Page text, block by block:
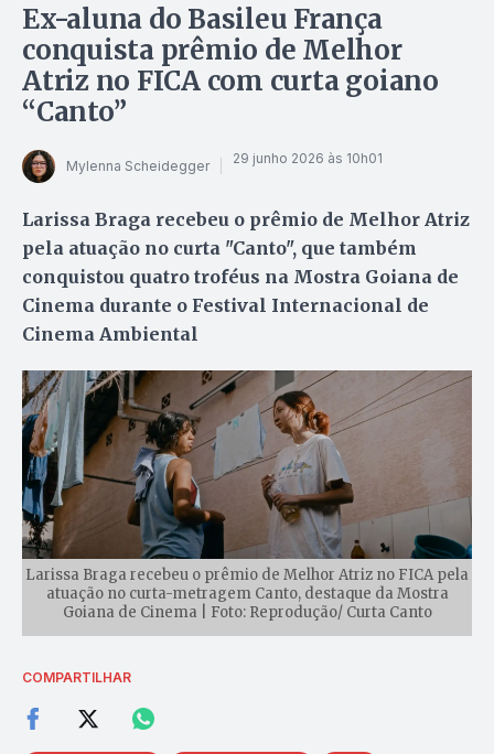
Ex-aluna do Basileu França
conquista prêmio de Melhor
Atriz no FICA com curta goiano
“Canto”
Mylenna Scheidegger 29 junho 2026 às 10h01
Larissa Braga recebeu o prêmio de Melhor Atriz
pela atuação no curta "Canto", que também
conquistou quatro troféus na Mostra Goiana de
Cinema durante o Festival Internacional de
Cinema Ambiental
Larissa Braga recebeu o prêmio de Melhor Atriz no FICA pela
atuação no curta-metragem Canto, destaque da Mostra
Goiana de Cinema | Foto: Reprodução/ Curta Canto
COMPARTILHAR